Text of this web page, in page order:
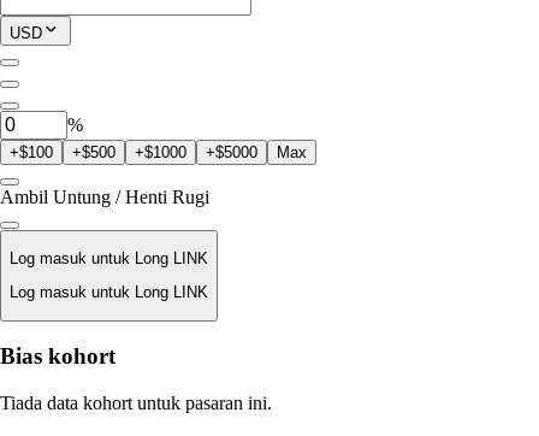
Posisi Semasa
0 LINK
USD
%
+$100 +$500 +$1000 +$5000 Max
Ambil Untung / Henti Rugi
Log masuk untuk Long LINK
Log masuk untuk Long LINK
Harga Likuidasi
T/A
Bias kohort
Tiada data kohort untuk pasaran ini.